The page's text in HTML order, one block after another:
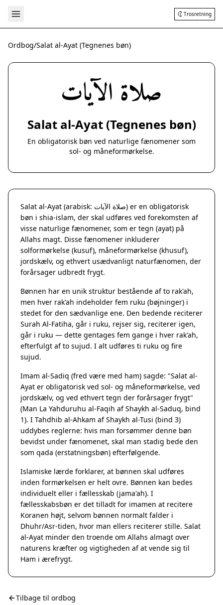
Trosretning
Ordbog/Salat al-Ayat (Tegnenes bøn)
صلاة الآيات
Salat al-Ayat (Tegnenes bøn)
En obligatorisk bøn ved naturlige fænomener som
sol- og måneformørkelse.
Salat al-Ayat (arabisk: صلاة الآيات) er en obligatorisk
bøn i shia-islam, der skal udføres ved forekomsten af
visse naturlige fænomener, som er tegn (ayat) på
Allahs magt. Disse fænomener inkluderer
solformørkelse (kusuf), måneformørkelse (khusuf),
jordskælv, og ethvert usædvanligt naturfænomen, der
forårsager udbredt frygt.
Bønnen har en unik struktur bestående af to rak'ah,
men hver rak'ah indeholder fem ruku (bøjninger) i
stedet for den sædvanlige ene. Den bedende reciterer
Surah Al-Fatiha, går i ruku, rejser sig, reciterer igen,
går i ruku — dette gentages fem gange i hver rak'ah,
efterfulgt af to sujud. I alt udføres ti ruku og fire
sujud.
Imam al-Sadiq (fred være med ham) sagde: "Salat al-
Ayat er obligatorisk ved sol- og måneformørkelse, ved
jordskælv, og ved ethvert tegn der forårsager frygt"
(Man La Yahduruhu al-Faqih af Shaykh al-Saduq, bind
1). I Tahdhib al-Ahkam af Shaykh al-Tusi (bind 3)
uddybes reglerne: hvis man forsømmer denne bøn
bevidst under fænomenet, skal man stadig bede den
som qada (erstatningsbøn) efterfølgende.
Islamiske lærde forklarer, at bønnen skal udføres
inden formørkelsen er helt ovre. Bønnen kan bedes
individuelt eller i fællesskab (jama'ah). I
fællesskabsbøn er det tilladt for imamen at recitere
Koranen højt, selvom bønnen normalt falder i
Dhuhr/Asr-tiden, hvor man ellers reciterer stille. Salat
al-Ayat minder den troende om Allahs almagt over
naturens kræfter og vigtigheden af at vende sig til
Ham i ærefrygt.
Tilbage til ordbog